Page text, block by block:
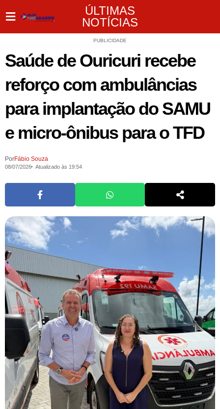
ÚLTIMAS
NOTÍCIAS
PUBLICIDADE
Saúde de Ouricuri recebe
reforço com ambulâncias
para implantação do SAMU
e micro-ônibus para o TFD
PorFábio Souza
08/07/2026 Atualizado às 19:54